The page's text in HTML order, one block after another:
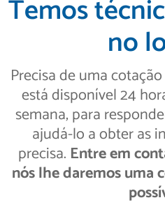
Temos
no
Precisa de uma
está disponível 24
semana, para
ajudá-lo a obter as
precisa. Entre em
nós lhe daremos uma